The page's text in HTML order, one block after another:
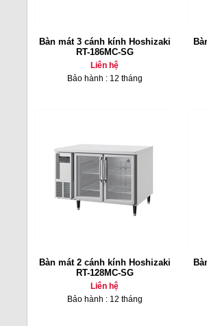
Bàn mát 3 cánh kính Hoshizaki
RT-186MC-SG
Liên hệ
Bảo hành : 12 tháng
Bàn mát 2 cánh kính Hoshizaki
RT-128MC-SG
Liên hệ
Bảo hành : 12 tháng